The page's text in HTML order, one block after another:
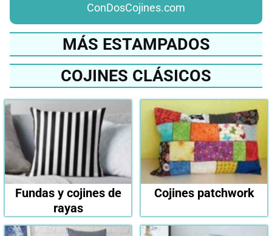
ConDosCojines.com
MÁS ESTAMPADOS
COJINES CLÁSICOS
Fundas y cojines de
rayas
Cojines patchwork